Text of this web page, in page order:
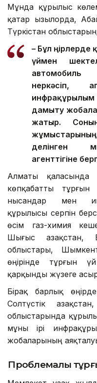
Мұнда құрылыс
қатар Қызылорда,
Түркістан
– Бұл өңірлерде
үймен
автомобиль
өнеркәсіп,
инфрақұрылым
дамыту
жатыр.
жұмыстарының
делінген
агенттігіне
Алматы қаласында
көпқабатты
нысандар мен
құрылысы серпін
өсім газ-химия
Шығыс Қазақстан,
облыстары,
өңірінде тұрғын
қарқынды жүзеге
Бірақ барлық
Солтүстік
облыстарында
мұны ірі
жобаларының
Проблемалы